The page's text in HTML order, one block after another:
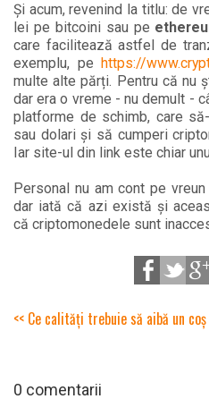
Și acum, revenind la titlu: de
lei pe bitcoini sau pe
care facilitează astfel de
exemplu, pehttps://
multe alte părți. Pentru că nu
dar era o vreme - nu demult -
platforme de schimb, care
sau dolari și să cumperi
Iar site-ul din link este chiar
Personal nu am cont pe
dar iată că azi există și
că criptomonedele sunt
<< Ce calități trebuie să aibă un
0 comentarii